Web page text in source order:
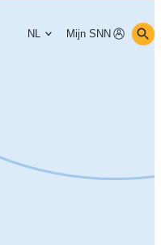
NL Mijn SNN